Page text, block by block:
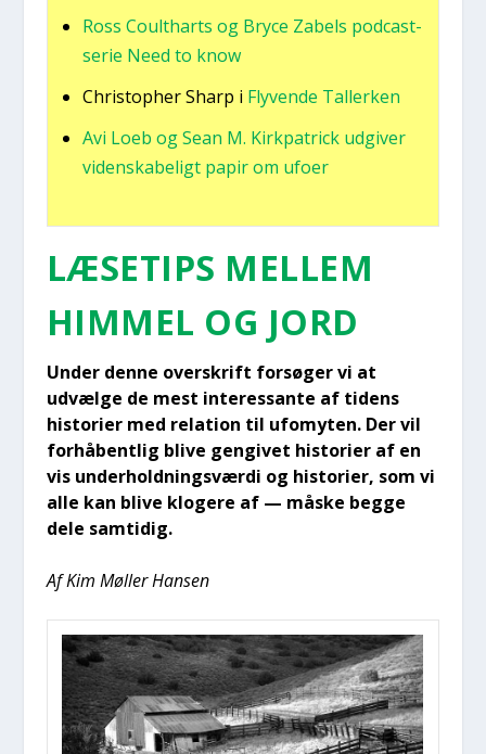
Ross Coult­harts og Bry­ce Zabels podcast-
serie Need to know
Chri­stop­her Sharp i Fly­ven­de Tal­ler­ken
Avi Loeb og Sean M. Kirk­pa­tri­ck udgi­ver
viden­ska­be­ligt papir om ufo­er
LÆSE­TIPS MEL­LEM
HIM­MEL OG JORD
Under den­ne over­skrift for­sø­ger vi at
udvæl­ge de mest inter­es­san­te af tidens
histo­ri­er med rela­tion til ufo­myten. Der vil
for­hå­bent­lig bli­ve gen­gi­vet histo­ri­er af en
vis under­hold­nings­vær­di og histo­ri­er, som vi
alle kan bli­ve klo­ge­re af — måske beg­ge
dele sam­ti­dig.
Af Kim Møl­ler Han­sen